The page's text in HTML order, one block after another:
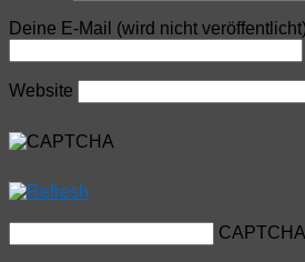
Deine E-Mail (wird nicht
Website